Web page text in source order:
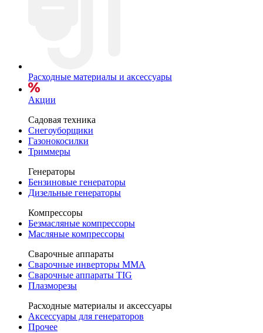
Расходные материалы и аксессуары
Акции
Садовая техника
Снегоуборщики
Газонокосилки
Триммеры
Генераторы
Бензиновые генераторы
Дизельные генераторы
Компрессоры
Безмасляные компрессоры
Масляные компрессоры
Сварочные аппараты
Сварочные инверторы MMA
Сварочные аппараты TIG
Плазморезы
Расходные материалы и аксессуары
Аксессуары для генераторов
Прочее